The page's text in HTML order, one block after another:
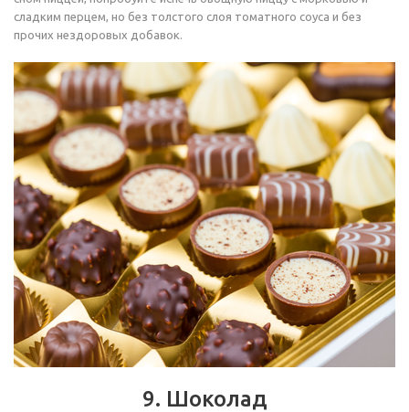
сладким перцем, но без толстого слоя томатного соуса и без
прочих нездоровых добавок.
9. Шоколад